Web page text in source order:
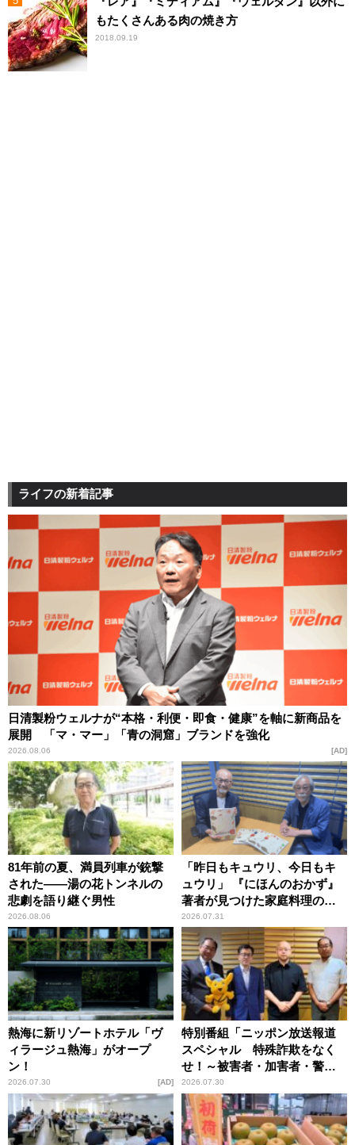
もたくさんある肉の焼き方
2018.09.19
ライフの新着記事
日清製粉ウェルナが“本格・利便・即食・健康”を軸に新商品を
展開 「マ・マー」「青の洞窟」ブランドを強化
2026.08.06 AD
81年前の夏、満員列車が銃撃
された――湯の花トンネルの
悲劇を語り継ぐ男性
2026.08.06
「昨日もキュウリ、今日もキ
ュウリ」 『にほんのおかず』
著者が見つけた家庭料理の知
恵
2026.07.31
熱海に新リゾートホテル「ヴ
ィラージュ熱海」がオープ
ン！
2026.07.30 AD
特別番組「ニッポン放送報道
スペシャル 特殊詐欺をなく
せ！～被害者・加害者・警視
庁が語るトクリュウの実態
～」放送
2026.07.30